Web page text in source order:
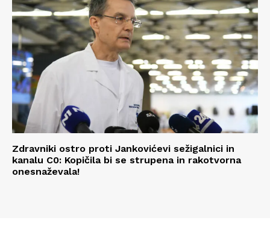
Zdravniki ostro proti Jankovićevi sežigalnici in
kanalu C0: Kopičila bi se strupena in rakotvorna
onesnaževala!